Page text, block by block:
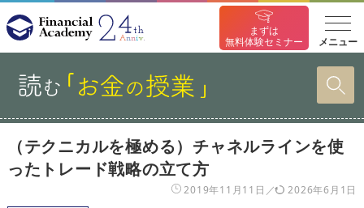
まずは
無料体験セミナー
メニュー
（テクニカルを極める）チャネルラインを使
ったトレード戦略の立て方
2019年11月11日
2026年6月1日